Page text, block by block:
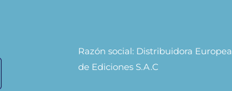
Razón social: Distribuidora Europea
de Ediciones S.A.C